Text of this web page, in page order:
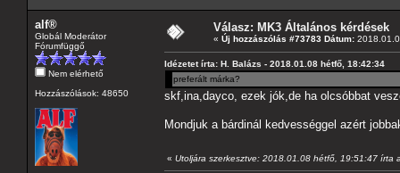
alf®
Globál Moderátor
Fórumfüggő
Nem elérhető
Hozzászólások: 48650
Válasz: MK3 Általános kérdések
« Új hozzászólás #73783 Dátum:
Idézetet írta: H. Balázs - 2018.01.08 hétfő, 18:42:34
preferált márka?
skf,ina,dayco, ezek jók,de ha olcsóbbat
Mondjuk a bárdinál kedvességgel azért
« Utoljára szerkesztve: 2018.01.08 hétfő, 19:51:47 írta